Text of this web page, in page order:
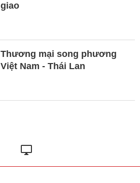
giao
Thương mại song phương
Việt Nam - Thái Lan